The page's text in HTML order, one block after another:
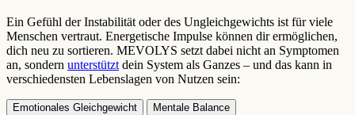
Ein Gefühl der Instabilität oder des Ungleichgewichts ist für viele
Menschen vertraut. Energetische Impulse können dir ermöglichen,
dich neu zu sortieren. MEVOLYS setzt dabei nicht an Symptomen
an, sondern unterstützt dein System als Ganzes – und das kann in
verschiedensten Lebenslagen von Nutzen sein:
Emotionales Gleichgewicht
Mentale Balance